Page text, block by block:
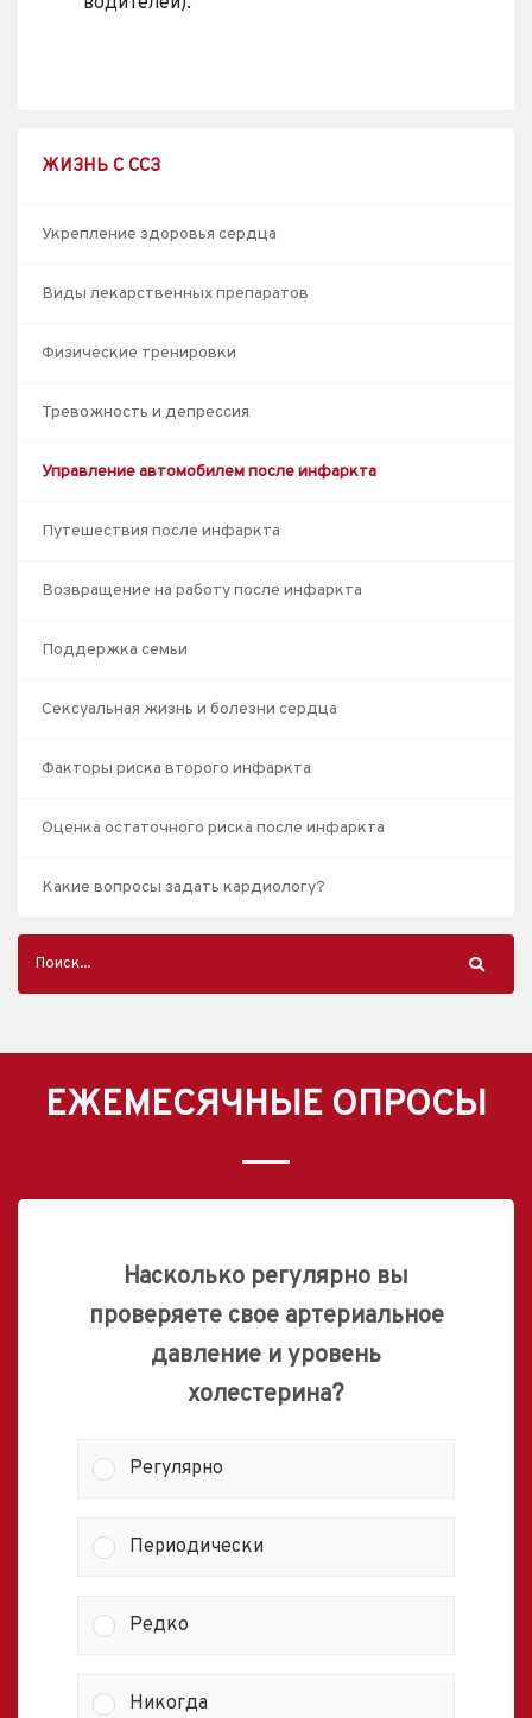
ЖИЗНЬ С ССЗ
Укрепление здоровья сердца
Виды лекарственных препаратов
Физические тренировки
Тревожность и депрессия
Управление автомобилем после инфаркта
Путешествия после инфаркта
Возвращение на работу после инфаркта
Поддержка семьи
Сексуальная жизнь и болезни сердца
Факторы риска второго инфаркта
Оценка остаточного риска после инфаркта
Какие вопросы задать кардиологу?
ЕЖЕМЕСЯЧНЫЕ ОПРОСЫ
Насколько регулярно вы
проверяете свое артериальное
давление и уровень
холестерина?
Регулярно
Периодически
Редко
Никогда